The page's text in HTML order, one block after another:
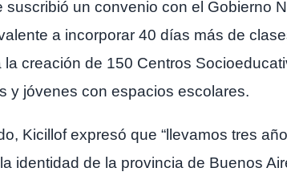
suscribió un convenio con el Gobierno
a incorporar 40 días más de
la creación de 150 Centros
y jóvenes con espacios escolares.
Kicillof expresó que “llevamos tres
identidad de la provincia de Buenos